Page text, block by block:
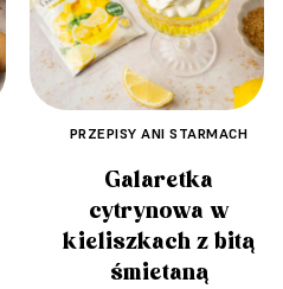
PRZEPISY ANI STARMACH
Galaretka
cytrynowa w
kieliszkach z bitą
śmietaną